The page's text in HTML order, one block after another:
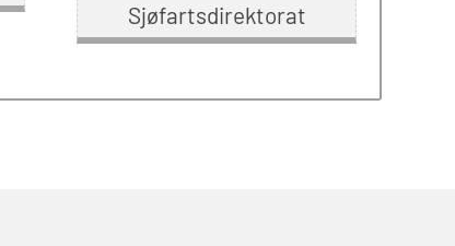
Sjøfartsdirektorat